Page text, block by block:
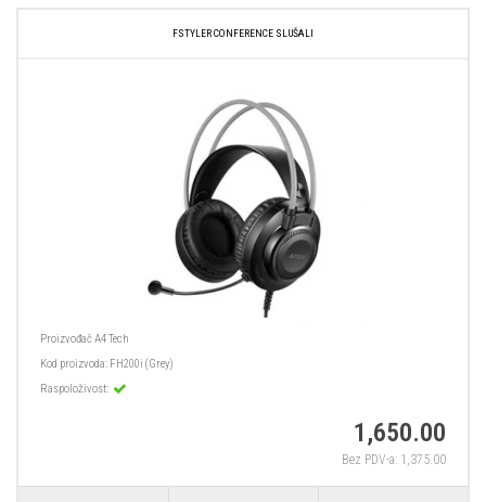
FSTYLER CONFERENCE SLUŠALI
ProizvođačA4 Tech
Kod proizvoda: FH200i (Grey)
Raspoloživost:
1,650.00
Bez PDV-a: 1,375.00